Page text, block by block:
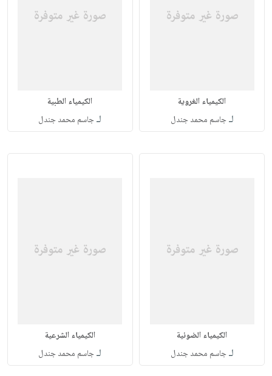
الكيمياء الغروية
لـجاسم محمد جندل
الكيمياء الطبية
لـجاسم محمد جندل
الكيمياء الضوئية
لـجاسم محمد جندل
الكيمياء الشرعية
لـجاسم محمد جندل